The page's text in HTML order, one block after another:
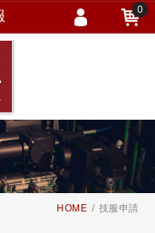
HOME 技服申請
0